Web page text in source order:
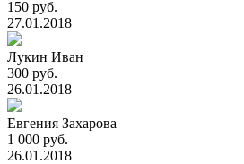
150 руб.
27.01.2018
Лукин Иван
300 руб.
26.01.2018
Евгения Захарова
1 000 руб.
26.01.2018